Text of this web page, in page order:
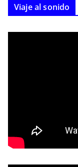
Viaje al sonido